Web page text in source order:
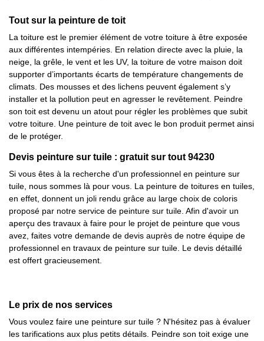
Tout sur la peinture de toit
La toiture est le premier élément de votre toiture à être exposée
aux différentes intempéries. En relation directe avec la pluie, la
neige, la grêle, le vent et les UV, la toiture de votre maison doit
supporter d’importants écarts de température changements de
climats. Des mousses et des lichens peuvent également s’y
installer et la pollution peut en agresser le revêtement. Peindre
son toit est devenu un atout pour régler les problèmes que subit
votre toiture. Une peinture de toit avec le bon produit permet ainsi
de le protéger.
Devis peinture sur tuile : gratuit sur tout 94230
Si vous êtes à la recherche d'un professionnel en peinture sur
tuile, nous sommes là pour vous. La peinture de toitures en tuiles,
en effet, donnent un joli rendu grâce au large choix de coloris
proposé par notre service de peinture sur tuile. Afin d'avoir un
aperçu des travaux à faire pour le projet de peinture que vous
avez, faites votre demande de devis auprès de notre équipe de
professionnel en travaux de peinture sur tuile. Le devis détaillé
est offert gracieusement.
Le prix de nos services
Vous voulez faire une peinture sur tuile ? N'hésitez pas à évaluer
les tarifications aux plus petits détails. Peindre son toit exige une